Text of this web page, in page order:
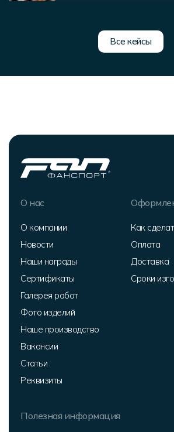
Все кейсы
О нас
О компании
Новости
Наши награды
Сертификаты
Галерея работ
Фото изделий
Наше производство
Вакансии
Статьи
Реквизиты
Как
Оплата
Доставка
Сроки
Полезная информация